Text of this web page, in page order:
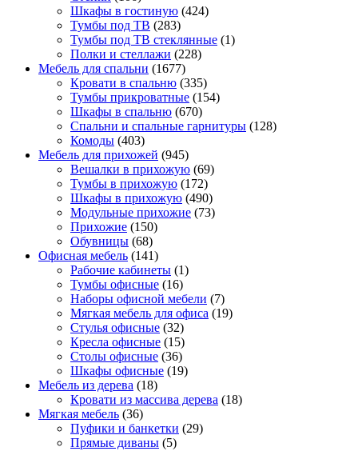
Шкафы в гостиную (424)
Тумбы под ТВ (283)
Тумбы под ТВ стеклянные (1)
Полки и стеллажи (228)
Мебель для спальни (1677)
Кровати в спальню (335)
Тумбы прикроватные (154)
Шкафы в спальню (670)
Спальни и спальные гарнитуры (128)
Комоды (403)
Мебель для прихожей (945)
Вешалки в прихожую (69)
Тумбы в прихожую (172)
Шкафы в прихожую (490)
Модульные прихожие (73)
Прихожие (150)
Обувницы (68)
Офисная мебель (141)
Рабочие кабинеты (1)
Тумбы офисные (16)
Наборы офисной мебели (7)
Мягкая мебель для офиса (19)
Стулья офисные (32)
Кресла офисные (15)
Столы офисные (36)
Шкафы офисные (19)
Мебель из дерева (18)
Кровати из массива дерева (18)
Мягкая мебель (36)
Пуфики и банкетки (29)
Прямые диваны (5)